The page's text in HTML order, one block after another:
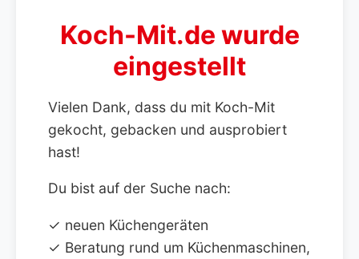
Koch-Mit.de wurde
eingestellt
Vielen Dank, dass du mit Koch-Mit
gekocht, gebacken und ausprobiert
hast!
Du bist auf der Suche nach:
✓ neuen Küchengeräten
✓ Beratung rund um Küchenmaschinen,